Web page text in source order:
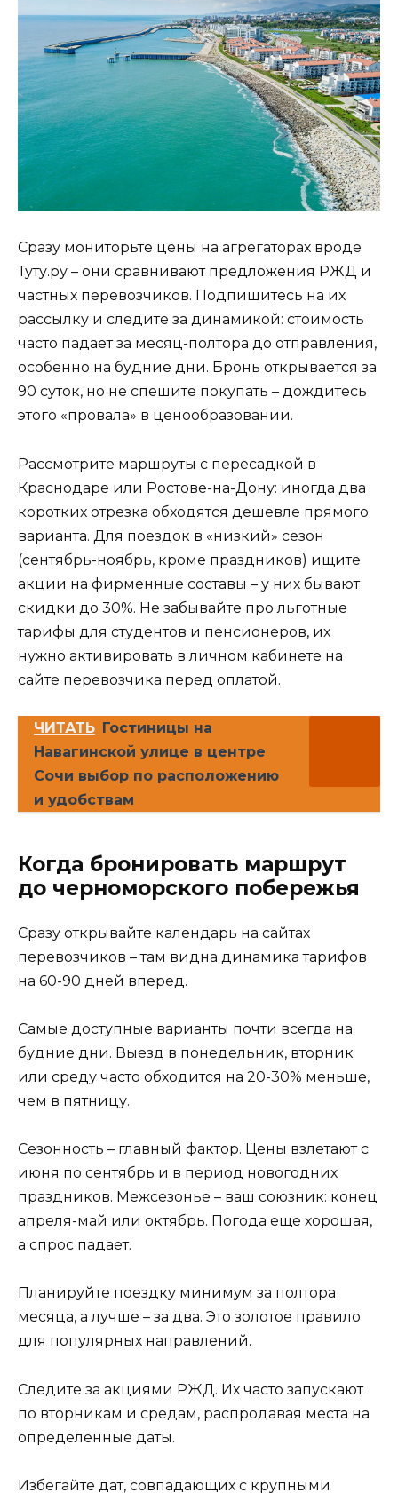
Сразу мониторьте цены на агрегаторах вроде
Туту.ру – они сравнивают предложения РЖД и
частных перевозчиков. Подпишитесь на их
рассылку и следите за динамикой: стоимость
часто падает за месяц-полтора до отправления,
особенно на будние дни. Бронь открывается за
90 суток, но не спешите покупать – дождитесь
этого «провала» в ценообразовании.
Рассмотрите маршруты с пересадкой в
Краснодаре или Ростове-на-Дону: иногда два
коротких отрезка обходятся дешевле прямого
варианта. Для поездок в «низкий» сезон
(сентябрь-ноябрь, кроме праздников) ищите
акции на фирменные составы – у них бывают
скидки до 30%. Не забывайте про льготные
тарифы для студентов и пенсионеров, их
нужно активировать в личном кабинете на
сайте перевозчика перед оплатой.
ЧИТАТЬ Гостиницы на
Навагинской улице в центре
Сочи выбор по расположению
и удобствам
Когда бронировать маршрут
до черноморского побережья
Сразу открывайте календарь на сайтах
перевозчиков – там видна динамика тарифов
на 60-90 дней вперед.
Самые доступные варианты почти всегда на
будние дни. Выезд в понедельник, вторник
или среду часто обходится на 20-30% меньше,
чем в пятницу.
Сезонность – главный фактор. Цены взлетают с
июня по сентябрь и в период новогодних
праздников. Межсезонье – ваш союзник: конец
апреля-май или октябрь. Погода еще хорошая,
а спрос падает.
Планируйте поездку минимум за полтора
месяца, а лучше – за два. Это золотое правило
для популярных направлений.
Следите за акциями РЖД. Их часто запускают
по вторникам и средам, распродавая места на
определенные даты.
Избегайте дат, совпадающих с крупными